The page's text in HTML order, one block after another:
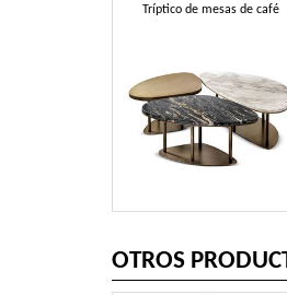
Tríptico de mesas de café
OTROS